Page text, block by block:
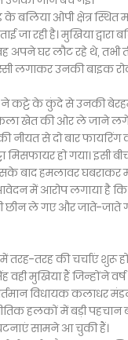
के बलिया ओपी क्षेत्र
जा रही है। मुखिया
घर लौट रहे थे, तभी
लगाकर उनकी बाइक
ने कट्टे के कुंदे से उनकी
खेत की ओर ले जाने लगे।
नीयत से दो बार फायरिंग
मिसफायर हो गया। इसी
बाद हमलावर घबराकर
में आरोप लगाया है
छीन ले गए और जाते-जाते
तरह-तरह की चर्चाएं शुरू
वही मुखिया हैं जिन्होंने
विधायक कलाधर
हलकों में बड़ी पहचान
सामने आ चुकी हैं।